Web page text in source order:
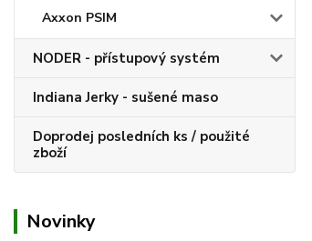
Axxon PSIM
NODER - přístupový systém
Indiana Jerky - sušené maso
Doprodej posledních ks / použité
zboží
Novinky